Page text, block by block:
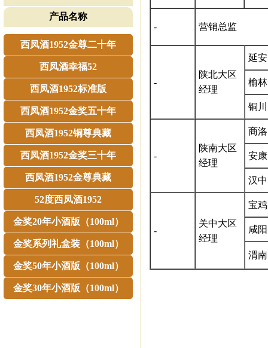
产品名称
西凤酒1952金尊二十年
西凤酒幸福52
西凤酒1952标准版
西凤酒1952金奖五十年
西凤酒1952铜尊典藏
西凤酒1952金奖三十年
西凤酒1952金尊典藏
52度西凤酒1952
金奖20年小酒版（100ml）
金奖系列礼盒装（100ml）
金奖50年小酒版（100ml）
金奖30年小酒版（100ml）
- 营销总监
-
陕北大区
经理
延安
榆林
铜川
-
陕南大区
经理
商洛
安康
汉中
-
关中大区
经理
宝鸡
咸阳
渭南